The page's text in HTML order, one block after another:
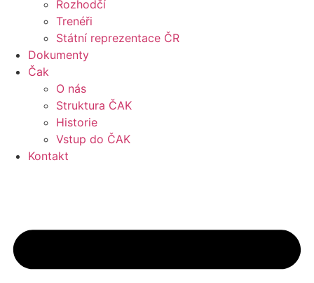
Rozhodčí
Trenéři
Státní reprezentace ČR
Dokumenty
Čak
O nás
Struktura ČAK
Historie
Vstup do ČAK
Kontakt